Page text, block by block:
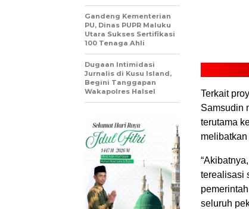
Terkait
Samsudin
terutama
terealisasi
seluruh
Gandeng Kementerian
PU, Dinas PUPR Maluku
Utara Sukses Sertifikasi
100 Tenaga Ahli
Dugaan Intimidasi
Jurnalis di Kusu Island,
Begini Tanggapan
Wakapolres Halsel